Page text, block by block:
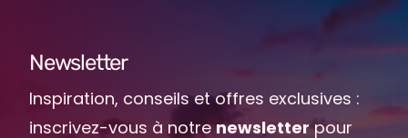
Newsletter
Inspiration, conseils et offres exclusives :
inscrivez-vous à notrenewsletterpour